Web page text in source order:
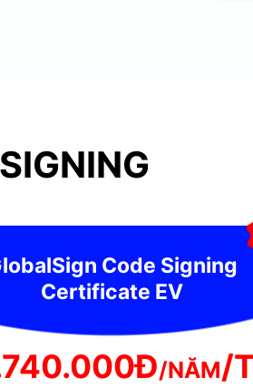
Code Signing
Certificate EV
/NĂM/